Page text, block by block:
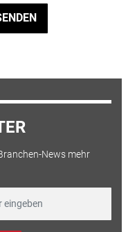
News mehr